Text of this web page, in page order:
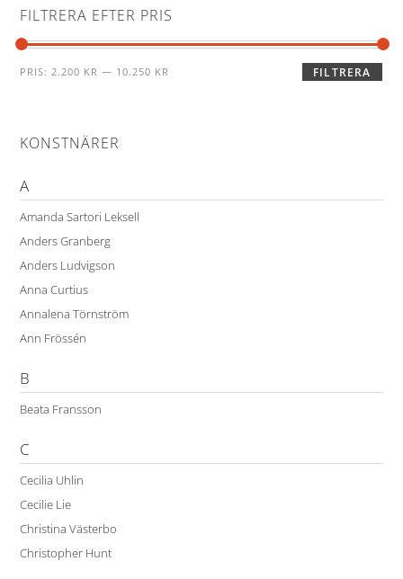
FILTRERA EFTER PRIS
FILTRERA
PRIS:2.200 KR — 10.250 KR
KONSTNÄRER
A
Amanda Sartori Leksell
Anders Granberg
Anders Ludvigson
Anna Curtius
Annalena Törnström
Ann Frössén
B
Beata Fransson
C
Cecilia Uhlin
Cecilie Lie
Christina Västerbo
Christopher Hunt